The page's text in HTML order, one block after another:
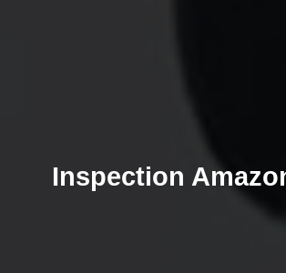
Inspection